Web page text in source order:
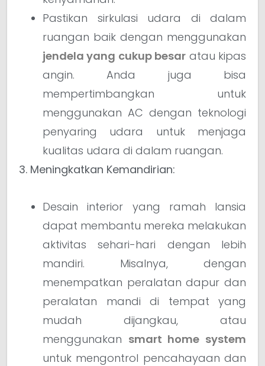
Pastikan sirkulasi udara di dalam
ruangan baik dengan menggunakan
jendela yang cukup besar atau kipas
angin. Anda juga bisa
mempertimbangkan untuk
menggunakan AC dengan teknologi
penyaring udara untuk menjaga
kualitas udara di dalam ruangan.
3. Meningkatkan Kemandirian:
Desain interior yang ramah lansia
dapat membantu mereka melakukan
aktivitas sehari-hari dengan lebih
mandiri. Misalnya, dengan
menempatkan peralatan dapur dan
peralatan mandi di tempat yang
mudah dijangkau, atau
menggunakan smart home system
untuk mengontrol pencahayaan dan